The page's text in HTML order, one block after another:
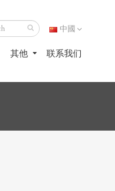
中國
其他 联系我们